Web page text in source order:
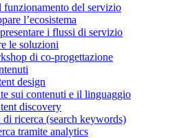
funzionamento del servizio
l’ecosistema
i flussi di servizio
le soluzioni
di co-progettazione
design
sui contenuti e il linguaggio
discovery
ricerca (search keywords)
tramite analytics